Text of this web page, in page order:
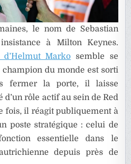
le nom de Sebastian
à Milton Keynes.
d’Helmut Marko semble se
du monde est sorti
fermer la porte, il laisse
rôle actif au sein de Red
fois, il réagit publiquement à
poste stratégique : celui de
essentielle dans le
depuis près de